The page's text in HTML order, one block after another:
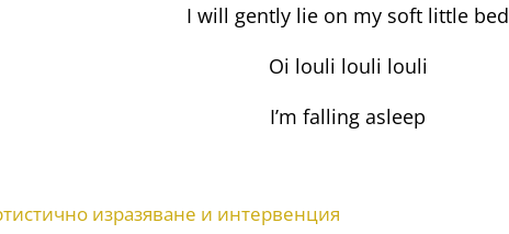
I will gently lie on my soft little bed
Oi louli louli louli
I’m falling asleep
изразяване и интервенция